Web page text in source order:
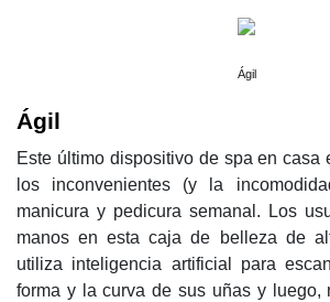
Ágil
Ágil
Este último dispositivo de spa en casa
los inconvenientes (y la
manicura y pedicura semanal. Los
manos en esta caja de belleza de
utiliza inteligencia artificial para
forma y la curva de sus uñas y luego,